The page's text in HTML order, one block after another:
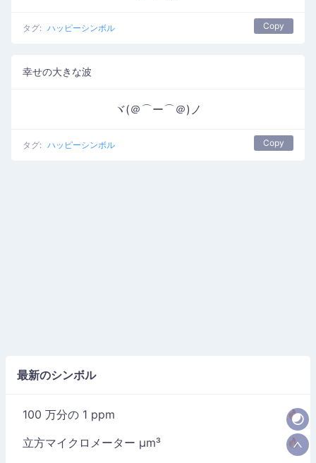
タグ: ハッピーシンボル Copy
幸せの大​​きな波
ヾ(＠⌒ー⌒＠)ノ
タグ: ハッピーシンボル Copy
最新のシンボル
100 万分の 1 ppm
立方マイクロメーター µm³